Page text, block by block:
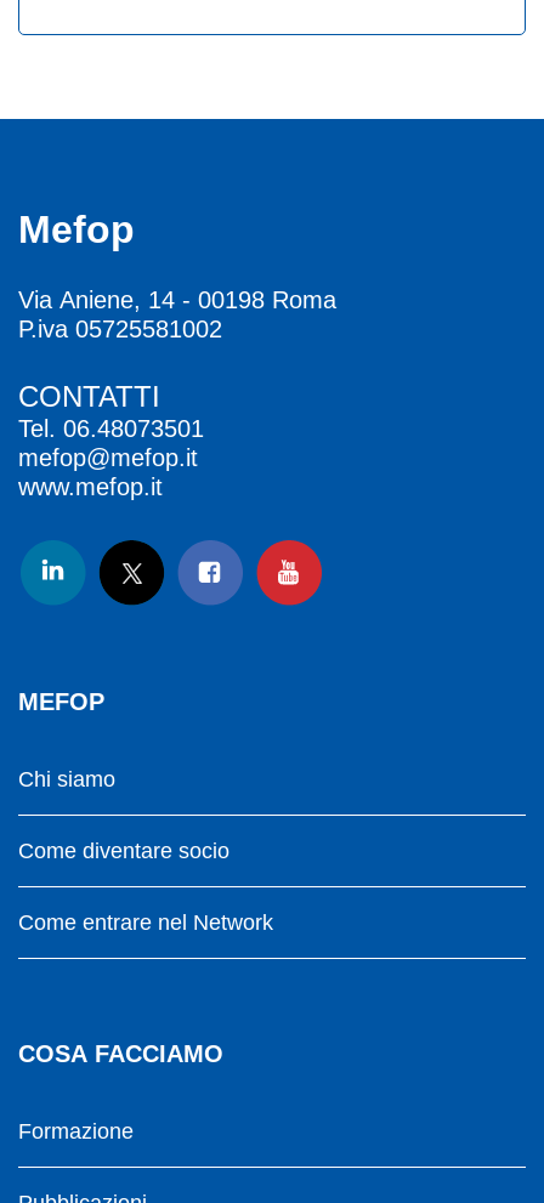
Mefop
Via Aniene, 14 - 00198 Roma
P.iva 05725581002
CONTATTI
Tel. 06.48073501
mefop@mefop.it
www.mefop.it
MEFOP
Chi siamo
Come diventare socio
Come entrare nel Network
COSA FACCIAMO
Formazione